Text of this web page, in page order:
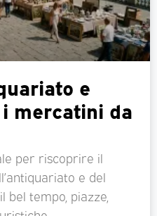
e
mercatini da
per riscoprire il
e del
bel tempo, piazze,